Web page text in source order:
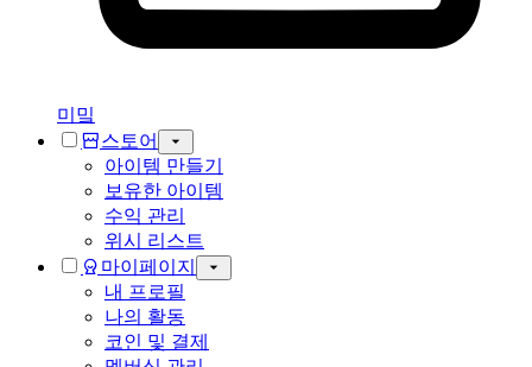
미밐
스토어
아이템 만들기
보유한 아이템
수익 관리
위시 리스트
마이페이지
내 프로필
나의 활동
코인 및 결제